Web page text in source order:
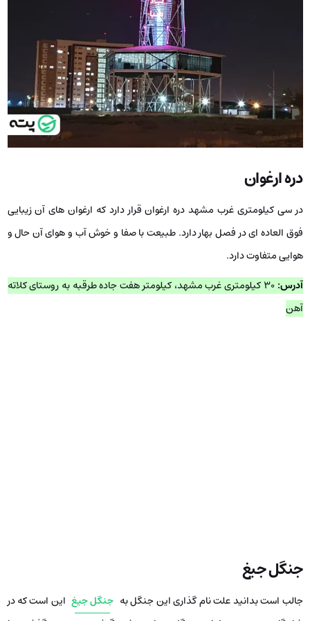
دره ارغوان
در سی کیلومتری غرب مشهد دره ارغوان قرار دارد که ارغوان های آن زیبایی
فوق العاده ای در فصل بهار دارد. طبیعت با صفا و خوش آب و هوای آن حال و
هوایی متفاوت دارد.
آدرس:
۳۰ کیلومتری غرب مشهد، کیلومتر هفت جاده طرقبه به روستای کلاته
آهن
جنگل جیغ
جالب است بدانید علت نام گذاری این جنگل به جنگل جیغ این است که در